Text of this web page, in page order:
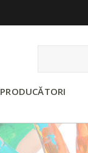
PRODUCĂTORI